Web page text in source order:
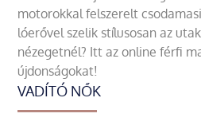
motorokkal felszerelt
lóerővel szelik stílusosan az
nézegetnél? Itt az online férfi
újdonságokat!
VADÍTÓ NŐK